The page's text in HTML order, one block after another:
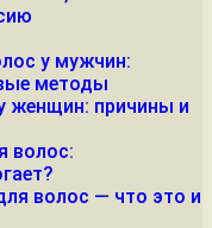
у мужчин:
методы
женщин: причины и
волос:
волос — что это и